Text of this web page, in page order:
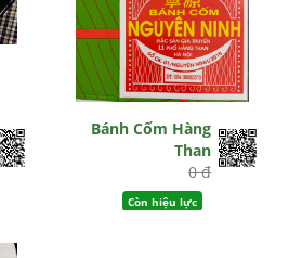
Bánh Cốm Hàng
Than
0 đ
Còn hiệu lực